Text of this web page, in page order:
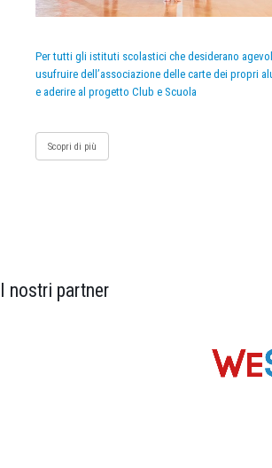
Per tutti gli istituti scolastici che desiderano
usufruire dell’associazione delle carte dei propri
e aderire al progetto Club e Scuola
Scopri di più
I nostri partner